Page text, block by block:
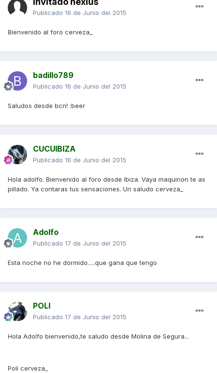
Publicado 16 de Junio del 2015
Bienvenido al foro cerveza_
badillo789
Publicado 16 de Junio del 2015
Saludos desde bcn! :beer
CUCUIBIZA
Publicado 16 de Junio del 2015
Hola adolfo. Bienvenido al foro desde Ibiza. Vaya maquinon te as
pillado. Ya contaras tus sensaciones. Un saludo cerveza_
Adolfo
Publicado 17 de Junio del 2015
Esta noche no he dormido.....que gana que tengo
POLI
Publicado 17 de Junio del 2015
Hola Adolfo bienvenido,te saludo desde Molina de Segura...
Poli cerveza_